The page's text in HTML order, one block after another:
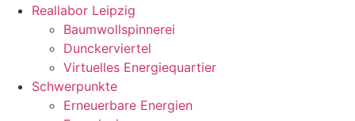
Reallabor Leipzig
Baumwollspinnerei
Dunckerviertel
Virtuelles Energiequartier
Schwerpunkte
Erneuerbare Energien